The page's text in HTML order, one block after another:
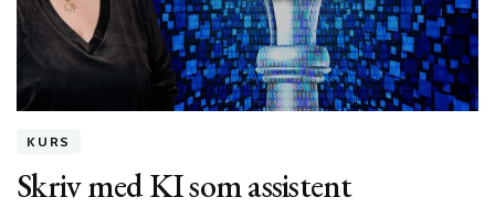
KURS
Skriv med KI som assistent